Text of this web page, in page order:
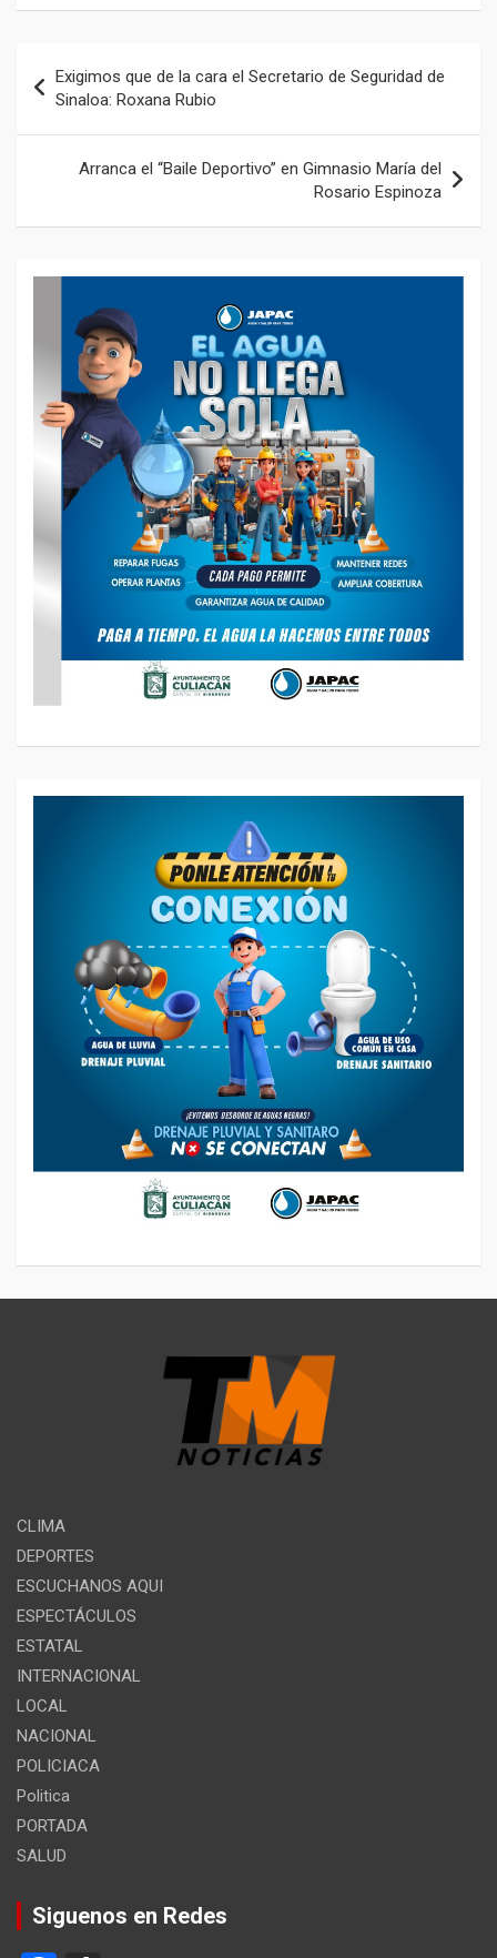
ce
b
o
o
k
at
A
p
p
e
gr
a
m
ail
de
entradas
Exigimos que de la cara el Secretario de Seguridad de
Sinaloa: Roxana Rubio
Arranca el “Baile Deportivo” en Gimnasio María del
Rosario Espinoza
CLIMA
DEPORTES
ESCUCHANOS AQUI
ESPECTÁCULOS
ESTATAL
INTERNACIONAL
LOCAL
NACIONAL
POLICIACA
Politica
PORTADA
SALUD
Siguenos en Redes